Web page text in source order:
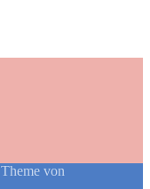
Theme von